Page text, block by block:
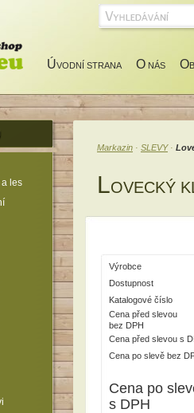
O
O NÁS
ÚVODNÍ STRANA
Markazin · SLEVY·
LOVECKÝ
Výrobce
Dostupnost
Katalogové číslo
Cena před slevou
bez DPH
Cena před slevou s
Cena po slevě bez
Cena po
s DPH
les